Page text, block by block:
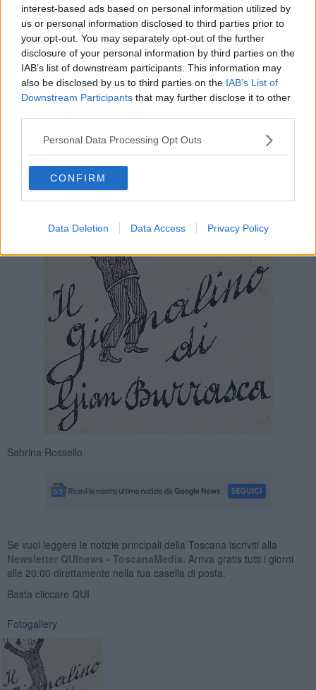
interest-based ads based on personal information utilized by
us or personal information disclosed to third parties prior to
your opt-out. You may separately opt-out of the further
disclosure of your personal information by third parties on the
IAB’s list of downstream participants. This information may
also be disclosed by us to third parties on the IAB’s List of
Downstream Participants that may further disclose it to other
Personal Data Processing Opt Outs
CONFIRM
Data Deletion Data Access Privacy Policy
A questo punto, aggiungere il pane tostato, e qualche foglia di
basilico, mescolare e continuare la cottura a fiamma moderata per
altri 10 minuti.
Continua a cuocere rimescolando, facendo attenzione a non fare
attaccare la pappa alla pentola, aggiungendo, se occorre, brodo
vegetale.
Far riposare la pappa per un’oretta e servirla tiepida.
Sabrina Rossello
Se vuoi leggere le notizie principali della Toscana iscriviti alla
Newsletter QUInews - ToscanaMedia. Arriva gratis tutti i giorni
alle 20:00 direttamente nella tua casella di posta.
Basta cliccare QUI
Fotogallery